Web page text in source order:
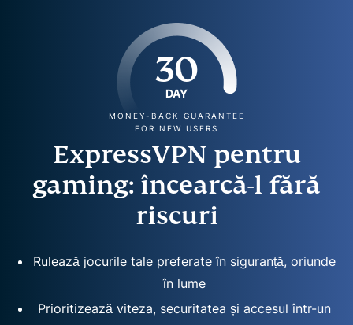
30
DAY
MONEY-BACK GUARANTEE
FOR NEW USERS
ExpressVPN pentru
gaming: încearcă-l fără
riscuri
Rulează jocurile tale preferate în siguranță, oriunde
în lume
Prioritizează viteza, securitatea și accesul într-un